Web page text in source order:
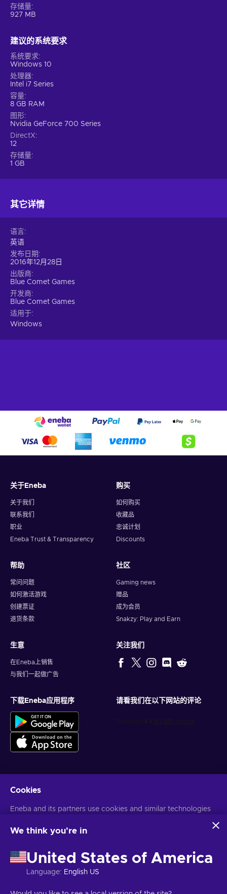
存储量
927 MB
建议的系统要求
系统要求
Windows 10
处理器
Intel i7 Series
容量
8 GB RAM
图形
Nvidia GeForce 700 Series
DirectX
12
存储量
1 GB
其它详情
语言
英语
发布日期
2016年12月28日
出版商
Blue Comet Games
开发商
Blue Comet Games
适用于
Windows
关于Eneba
关于我们
联系我们
职业
Eneba Trust & Transparency
购买
如何购买
收藏品
忠诚计划
Discounts
帮助
常问问题
如何激活游戏
创建票证
退货条款
社区
Gaming news
赠品
成为会员
Snakzy: Play and Earn
生意
在Eneba上销售
与我们一起做广告
关注我们
下载Eneba应用程序 请看我们在以下网站的评论
获得个性化的游戏优惠
订阅
您可以随时取消订阅。访问
语言 USD
Cookies
Eneba and its partners use cookies and similar technologies
website. We use this information to enhance content,
may also be used for ads personalization.
By clicking 'Accept all', you consent to the use of these
technologies by Eneba and its partners. You can adjust your
For more information on how Google uses your data, see
We think you're in
United States of America
Language: English US